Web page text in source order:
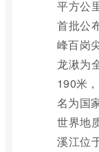
平方公
首批公
峰百岗
龙湫为
190米
名为国
世界地
溪江位